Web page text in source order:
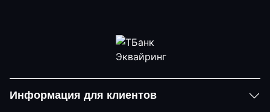
Информация для клиентов